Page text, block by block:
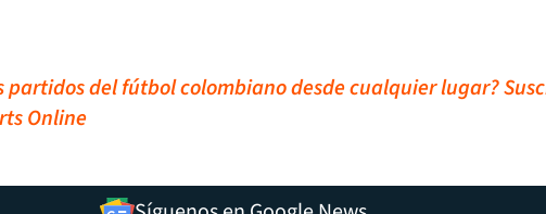
partidos del fútbol colombiano desde cualquier lugar?
Online